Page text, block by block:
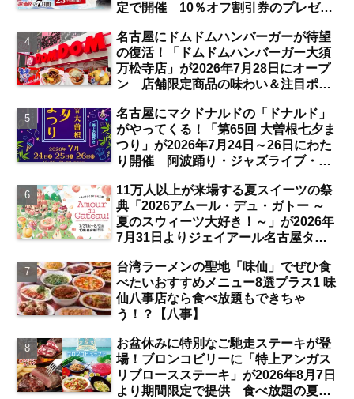
定で開催 10％オフ割引券のプレゼン
名古屋にドムドムハンバーガーが待望
の復活！「ドムドムハンバーガー大須
万松寺店」が2026年7月28日にオープ
ン 店舗限定商品の味わい＆注目ポイ
津／独自取材】
名古屋にマクドナルドの「ドナルド」
がやってくる！「第65回 大曽根七夕ま
つり」が2026年7月24日～26日にわた
り開催 阿波踊り・ジャズライブ・道
夏祭りの見どころは？【まとめ／大曽
根】
11万人以上が来場する夏スイーツの祭
典「2026アムール・デュ・ガトー ～
夏のスウィーツ大好き！～」が2026年
7月31日よりジェイアール名古屋タカ
【名古屋駅】
台湾ラーメンの聖地「味仙」でぜひ食
べたいおすすめメニュー8選プラス1 味
仙八事店なら食べ放題もできちゃ
う！？【八事】
お盆休みに特別なご馳走ステーキが登
場！ブロンコビリーに「特上アンガス
リブロースステーキ」が2026年8月7日
より期間限定で提供 食べ放題の夏ブ